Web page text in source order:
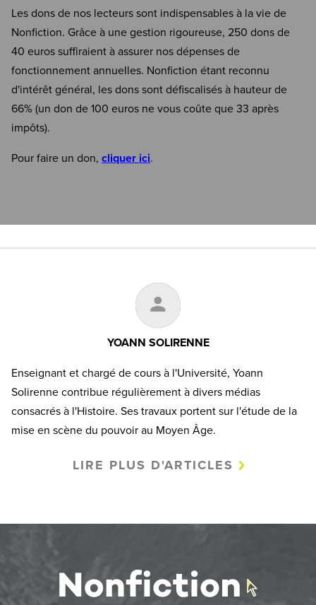
Les dons de nos lecteurs sont indispensables à la vie de
Nonfiction. Grâce à une gestion rigoureuse, 250 dons de
40 euros suffiraient à assurer nos dépenses de
fonctionnement annuelles. Nonfiction étant reconnu
d'intérêt général, les dons sont défiscalisés à hauteur de
66% (un don de 100 euros ne vous coûte que 33 après
impôts).
Pour faire un don, cliquer ici.
YOANN SOLIRENNE
Enseignant et chargé de cours à l'Université, Yoann
Solirenne contribue régulièrement à divers médias
consacrés à l'Histoire. Ses travaux portent sur l'étude de la
mise en scène du pouvoir au Moyen Âge.
LIRE PLUS D'ARTICLES